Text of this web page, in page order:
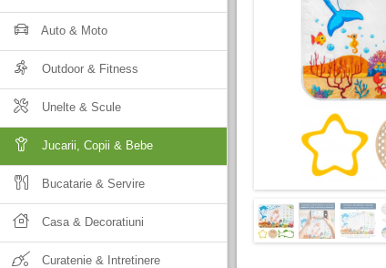
Auto & Moto
Outdoor & Fitness
Unelte & Scule
Jucarii, Copii & Bebe
Bucatarie & Servire
Casa & Decoratiuni
Curatenie & Intretinere